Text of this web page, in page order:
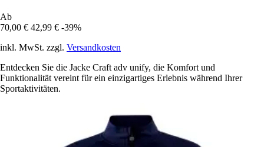
Ab
70,00 € 42,99 € -39%
inkl. MwSt. zzgl. Versandkosten
Entdecken Sie die Jacke Craft adv unify, die Komfort und
Funktionalität vereint für ein einzigartiges Erlebnis während Ihrer
Sportaktivitäten.